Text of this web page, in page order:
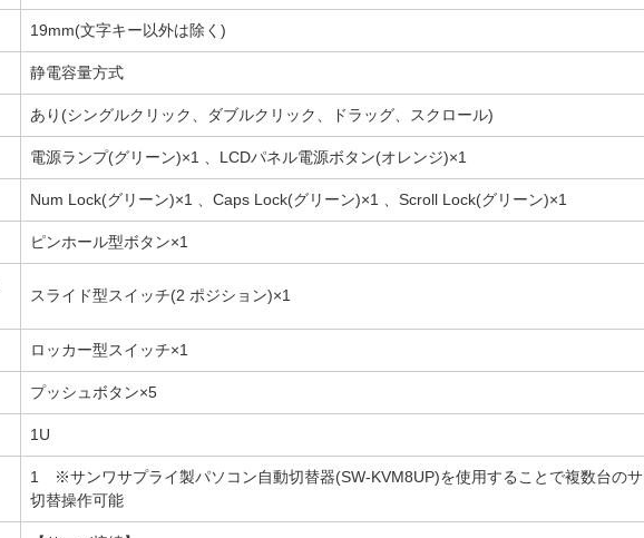
19mm(文字キー以外は除く)
静電容量方式
あり(シングルクリック、ダブルクリック、ドラッグ、スクロール)
電源ランプ(グリーン)×1 、LCDパネル電源ボタン(オレンジ)×1
Num Lock(グリーン)×1 、Caps Lock(グリーン)×1 、Scroll Lock(グリーン)×1
ピンホール型ボタン×1
スライド型スイッチ(2 ポジション)×1
ロッカー型スイッチ×1
プッシュボタン×5
1U
1 ※サンワサプライ製パソコン自動切替器(SW-KVM8UP)を使用することで複数台の
切替操作可能